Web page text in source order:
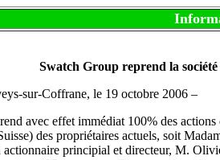
Swatch Group reprend la
sur-Coffrane, le 19 octobre 2006 –
avec effet immédiat 100% des
des propriétaires actuels, soit
principial et directeur, M.